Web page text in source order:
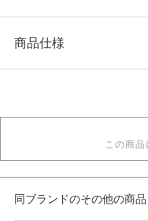
商品仕様
TAKEUCHI BRIDAL ×
広い空の下で、ずっと同じ方向
この商
同ブランドのその他の商品